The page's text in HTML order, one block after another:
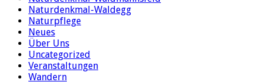
Naturdenkmal-Waldegg
Naturpflege
Neues
Über Uns
Uncategorized
Veranstaltungen
Wandern